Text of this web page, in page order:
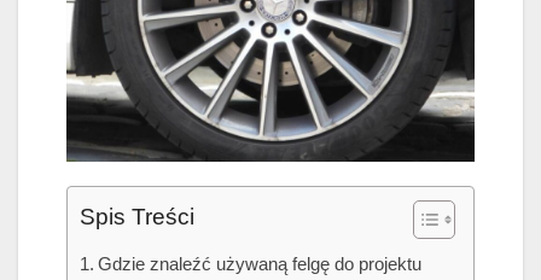
Spis Treści
Gdzie znaleźć używaną felgę do projektu